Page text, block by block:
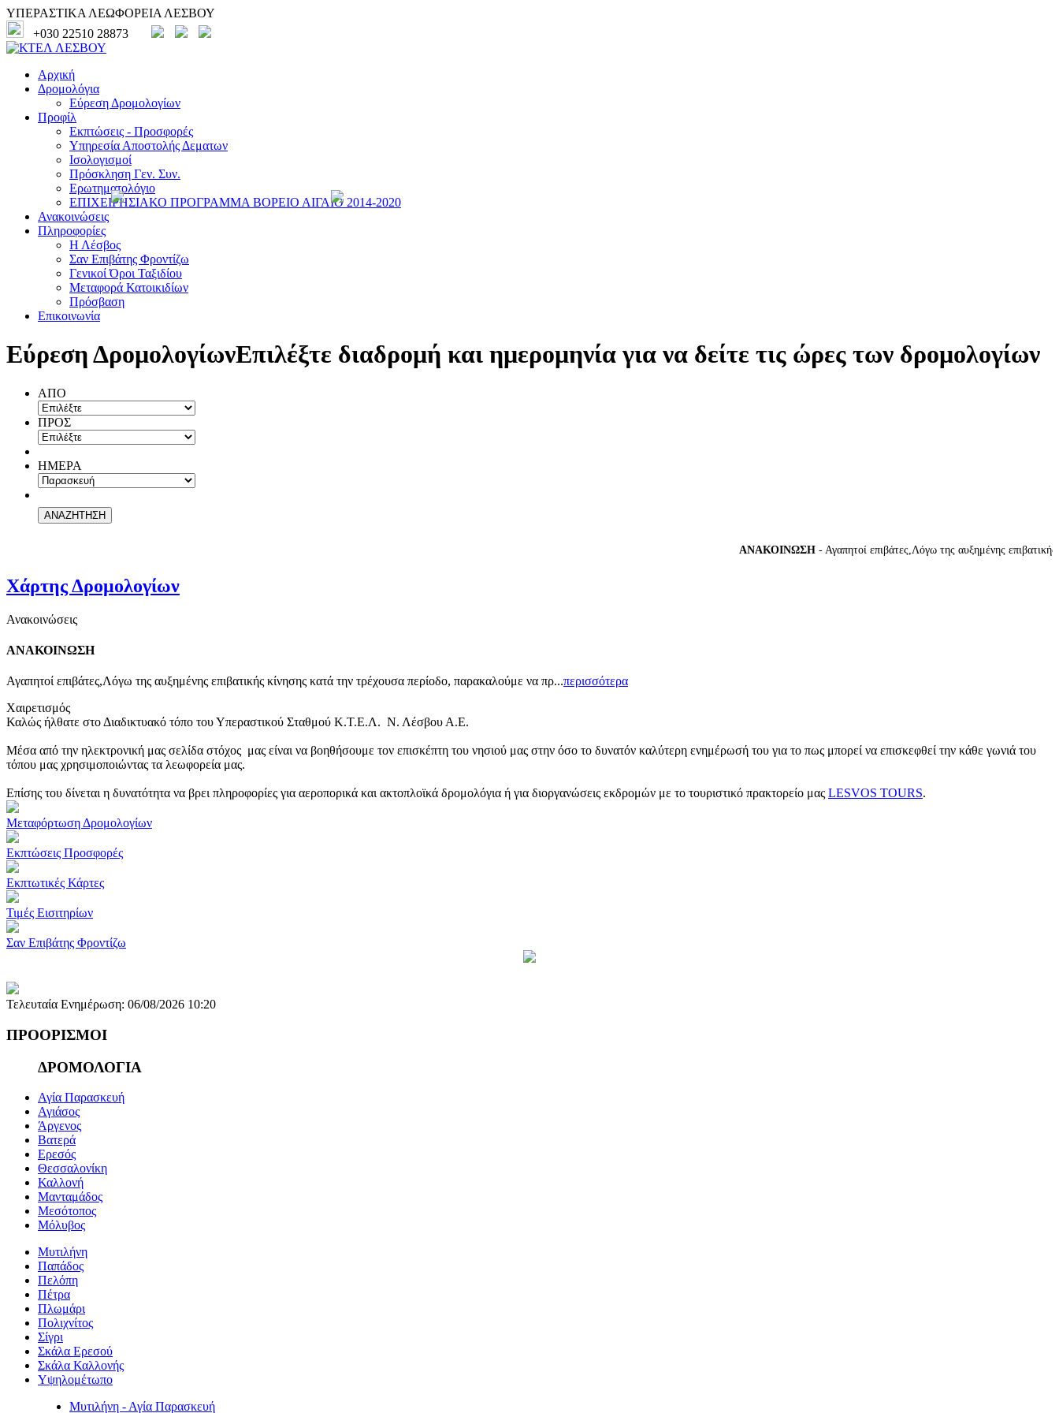
ΥΠΕΡΑΣΤΙΚΑ ΛΕΩΦΟΡΕΙΑ ΛΕΣΒΟΥ
+030 22510 28873
Αρχική
Δρομολόγια
Εύρεση Δρομολογίων
Προφίλ
Εκπτώσεις - Προσφορές
Υπηρεσία Αποστολής Δεματων
Ισολογισμοί
Πρόσκληση Γεν. Συν.
Ερωτηματολόγιο
ΕΠΙΧΕΙΡΗΣΙΑΚΟ ΠΡΟΓΡΑΜΜΑ ΒΟΡΕΙΟ ΑΙΓΑΙΟ 2014-2020
Ανακοινώσεις
Πληροφορίες
Η Λέσβος
Σαν Επιβάτης Φροντίζω
Γενικοί Όροι Ταξιδίου
Μεταφορά Κατοικιδίων
Πρόσβαση
Επικοινωνία
Εύρεση ΔρομολογίωνΕπιλέξτε διαδρομή και ημερομηνία για να δείτε τις ώρες των δρομολογίων
ΑΠΟ
ΠΡΟΣ
ΗΜΕΡΑ
ΑΝΑΚΟΙΝΩΣΗ- Αγαπητοί επιβάτες,Λόγω της αυξημένης επιβατικής
Χάρτης Δρομολογίων
Ανακοινώσεις
ΑΝΑΚΟΙΝΩΣΗ
Αγαπητοί επιβάτες,Λόγω της αυξημένης επιβατικής κίνησης κατά την τρέχουσα περίοδο, παρακαλούμε να πρ...περισσότερα
Χαιρετισμός
Καλώς ήλθατε στο Διαδικτυακό τόπο του Υπεραστικού Σταθμού Κ.Τ.Ε.Λ. Ν. Λέσβου Α.Ε.
Μέσα από την ηλεκτρονική μας σελίδα στόχος μας είναι να βοηθήσουμε τον επισκέπτη του νησιού μας στην όσο το δυνατόν καλύτερη ενημέρωσή του για το πως μπορεί να επισκεφθεί την κάθε γωνιά του
τόπου μας χρησιμοποιώντας τα λεωφορεία μας.
Επίσης του δίνεται η δυνατότητα να βρει πληροφορίες για αεροπορικά και ακτοπλοϊκά δρομολόγια ή για διοργανώσεις εκδρομών με το τουριστικό πρακτορείο μας LESVOS TOURS.
Μεταφόρτωση Δρομολογίων
Εκπτώσεις Προσφορές
Εκπτωτικές Κάρτες
Τιμές Εισιτηρίων
Σαν Επιβάτης Φροντίζω
Τελευταία Ενημέρωση: 06/08/2026 10:20
ΠΡΟΟΡΙΣΜΟΙ
ΔΡΟΜΟΛΟΓΙΑ
Αγία Παρασκευή
Αγιάσος
Άργενος
Βατερά
Ερεσός
Θεσσαλονίκη
Καλλονή
Μανταμάδος
Μεσότοπος
Μόλυβος
Μυτιλήνη
Παπάδος
Πελόπη
Πέτρα
Πλωμάρι
Πολιχνίτος
Σίγρι
Σκάλα Ερεσού
Σκάλα Καλλονής
Υψηλομέτωπο
Μυτιλήνη - Αγία Παρασκευή